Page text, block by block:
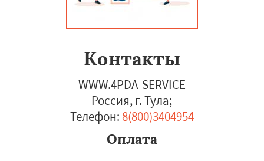
Контакты
WWW.4PDA-SERVICE
Россия, г. Тула;
Телефон: 8(800)3404954
Оплата